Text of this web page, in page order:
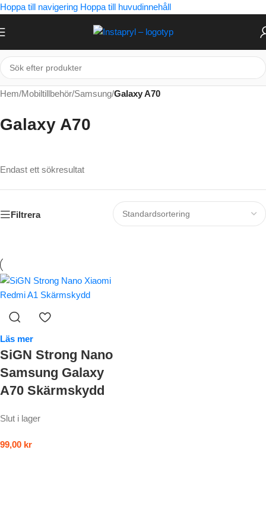
Hoppa till navigering Hoppa till huvudinnehåll
Hem/Mobiltillbehör/Samsung/Galaxy A70
Galaxy A70
Endast ett sökresultat
Filtrera
Läs mer
SiGN Strong Nano
Samsung Galaxy
A70 Skärmskydd
Slut i lager
99,00 kr